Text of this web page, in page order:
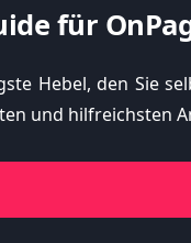
für
Hebel, den Sie
und hilfreichsten